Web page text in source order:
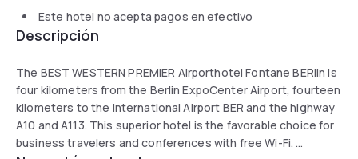
Este hotel no acepta pagos en efectivo
Descripción
The BEST WESTERN PREMIER Airporthotel Fontane BERlin is
four kilometers from the Berlin ExpoCenter Airport, fourteen
kilometers to the International Airport BER and the highway
A10 and A113. This superior hotel is the favorable choice for
business travelers and conferences with free Wi-Fi.